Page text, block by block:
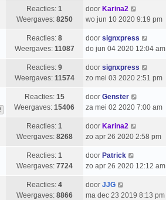
Reacties:1
Weergaves: 8250
door Karina2
wo jun 10 2020 9:19 pm
Reacties:8
Weergaves: 11087
door signxpress
do jun 04 2020 12:04 am
Reacties:9
Weergaves: 11574
door signxpress
zo mei 03 2020 2:51 pm
Reacties: 15
Weergaves:15406
door Genster
za mei 02 2020 7:00 am
Reacties:1
Weergaves: 8268
door Karina2
zo apr 26 2020 2:58 pm
Reacties:1
Weergaves: 7724
door Patrick
zo apr 26 2020 12:12 am
Reacties:4
Weergaves: 8866
door JJG
ma dec 23 2019 8:13 pm